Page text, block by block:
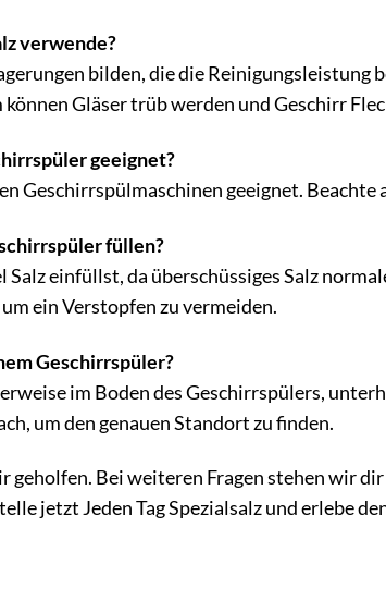
verwende?
bilden, die die Reinigungsleistung
Gläser trüb werden und Geschirr
geeignet?
Geschirrspülmaschinen geeignet.
füllen?
Salz einfüllst, da überschüssiges Salz
ein Verstopfen zu vermeiden.
Geschirrspüler?
im Boden des Geschirrspülers,
um den genauen Standort zu finden.
Bei weiteren Fragen stehen wir
jetzt Jeden Tag Spezialsalz und erlebe